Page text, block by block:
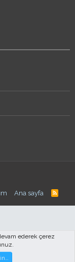
Ana sayfa
DetailForum.com ©
ederek çerez